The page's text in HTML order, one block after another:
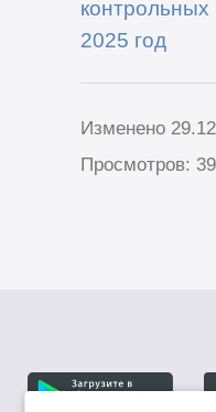
2025 год
Изменено
Просмотров: